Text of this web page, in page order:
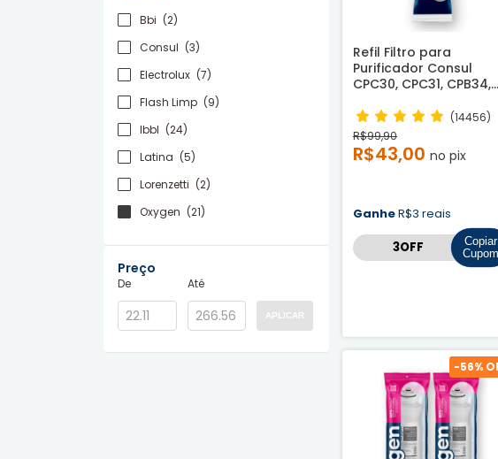
Bbi (2)
Consul (3)
Electrolux (7)
Flash Limp (9)
Ibbl (24)
Latina (5)
Lorenzetti (2)
Oxygen (21)
Ready
Preço
De Até
APLICAR
Refil Filtro para
Purificador Consul
CPC30, CPC31, CPB34,
Compatível
(14456)
R$99,90
R$43,00 no pix
GanheR$3 reais
Copiar
Cupom
-56%